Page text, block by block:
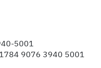
5001
9076 3940 5001